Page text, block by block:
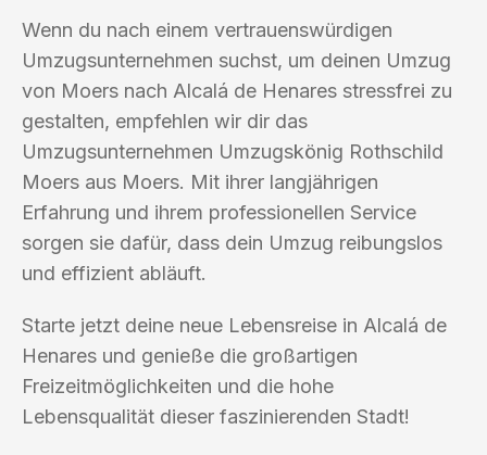
Wenn du nach einem vertrauenswürdigen
Umzugsunternehmen suchst, um deinen Umzug
von Moers nach Alcalá de Henares stressfrei zu
gestalten, empfehlen wir dir das
Umzugsunternehmen Umzugskönig Rothschild
Moers aus Moers. Mit ihrer langjährigen
Erfahrung und ihrem professionellen Service
sorgen sie dafür, dass dein Umzug reibungslos
und effizient abläuft.
Starte jetzt deine neue Lebensreise in Alcalá de
Henares und genieße die großartigen
Freizeitmöglichkeiten und die hohe
Lebensqualität dieser faszinierenden Stadt!